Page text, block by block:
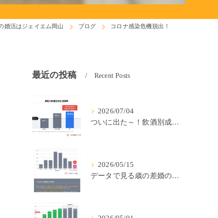
婚活はジェイエム岡山 ブログ コロナ感染危機脱出！
最近の投稿 Recent Posts
2026/07/04
ついに出た～！飲酒別成婚率(IBJ)！
2026/05/15
データで見る歳の差婚の確率の低さ。